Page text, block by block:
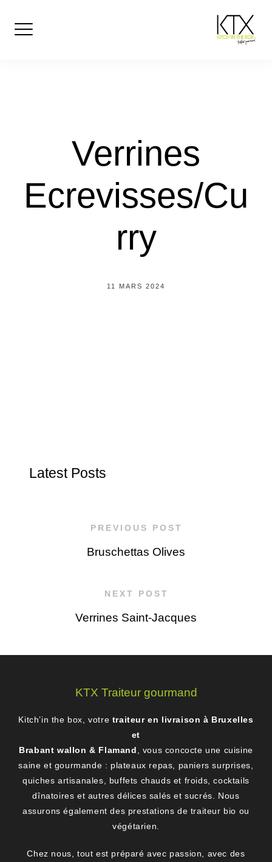
Verrines
Ecrevisses/Cu
rry
11 MARS 2024
Latest Posts
PREVIOUS POST
Bruschettas Olives
NEXT POST
Verrines Saint-Jacques
KTX Traiteur gourmand
Kitch’in the box, votre traiteur en livraison à Bruxelles
et
Brabant wallon & Flamand , vous concocte une cuisine
saine et gourmande : plateaux repas, paniers surprises,
quiches artisanales, buffets chauds et froids, cocktails
dînatoires et autres délices salés et sucrés. Nous
assurons également des prestations de traiteur bio ou
végétarien.
Chez nous, tout est préparé avec passion, avec des